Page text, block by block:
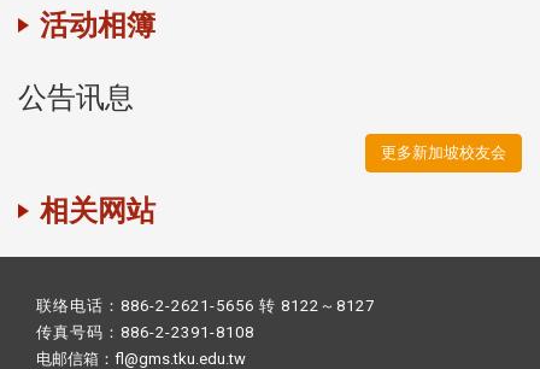
活动相簿
公告讯息
更多新加坡校友会
相关网站
联络电话：886-2-2621-5656 转 8122～8127
传真号码：886-2-2391-8108
电邮信箱：fl@gms.tku.edu.tw